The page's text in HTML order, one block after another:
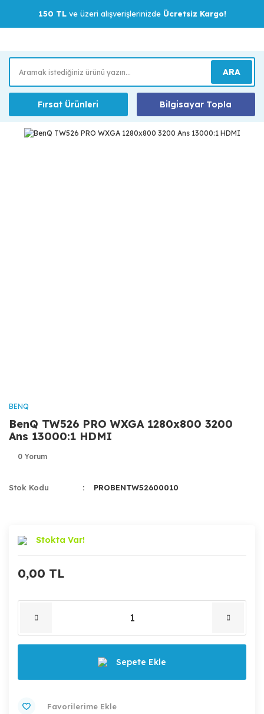
150 TLve üzeri alışverişlerinizde Ücretsiz Kargo!
ARA
Fırsat Ürünleri Bilgisayar Topla
BENQ
BenQ TW526 PRO WXGA 1280x800 3200
Ans 13000:1 HDMI
0 Yorum
Stok Kodu PROBENTW52600010
Stokta Var!
0,00 TL
Sepete Ekle